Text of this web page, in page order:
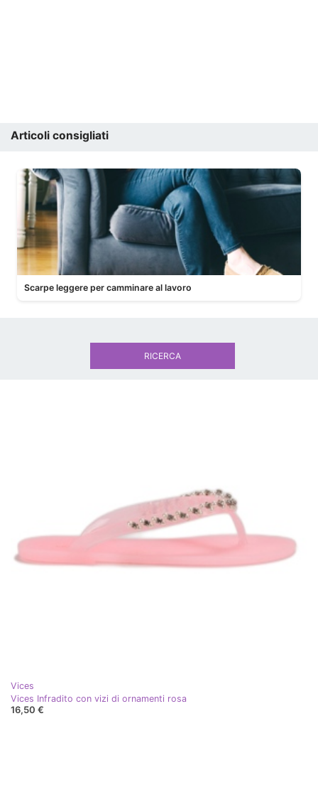
Articoli consigliati
Scarpe leggere per camminare al lavoro
Vices
Vices Infradito con vizi di ornamenti rosa
16,50 €
RICERCA